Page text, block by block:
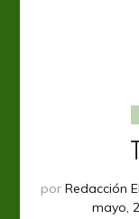
por Redacción
mayo,